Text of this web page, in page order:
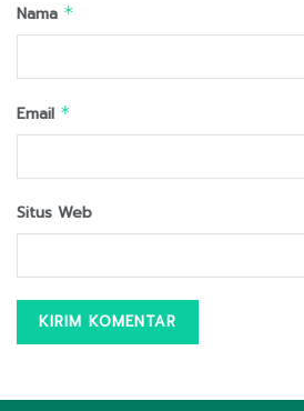
Nama *
Email *
Situs Web